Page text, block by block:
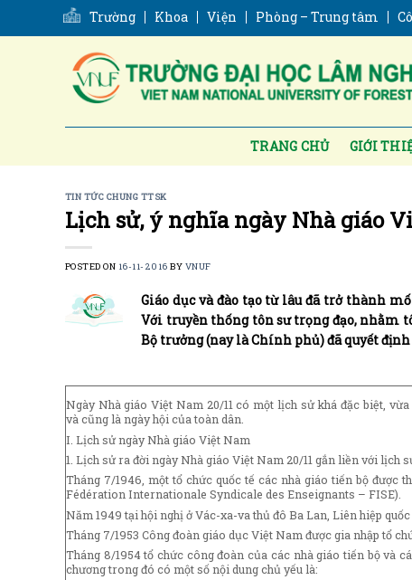
Trường Khoa Viện Phòng – Trung tâm
TRANG CHỦ GIỚI
TIN TỨC CHUNG TTSK
Lịch sử, ý nghĩa ngày Nhà giáo
POSTED ON 16-11-2016 BY VNUF
Giáo dục và đào tạo từ lâu đã trở thành
Với truyền thống tôn sư trọng đạo, nhằm
Bộ trưởng (nay là Chính phủ) đã quyết
Ngày Nhà giáo Việt Nam 20/11 có một lịch sử khá đặc biệt,
và cũng là ngày hội của toàn dân.
I. Lịch sử ngày Nhà giáo Việt Nam
1. Lịch sử ra đời ngày Nhà giáo Việt Nam 20/11 gắn liền với lịch
Tháng 7/1946, một tổ chức quốc tế các nhà giáo tiến bộ được
Fédération Internationale Syndicale des Enseignants – FISE).
Năm 1949 tại hội nghị ở Vác-xa-va thủ đô Ba Lan, Liên hiệp
Tháng 7/1953 Công đoàn giáo dục Việt Nam được gia nhập tổ
Tháng 8/1954 tổ chức công đoàn của các nhà giáo tiến bộ và
chương trong đó có một số nội dung chủ yếu là: